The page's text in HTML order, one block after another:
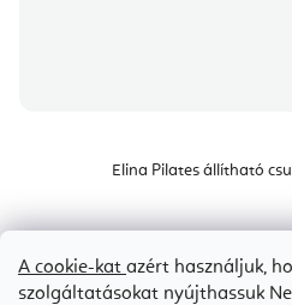
A cookie-kat azért használjuk,
szolgáltatásokat nyújthassuk
Elina Pilates állítható
Ft9